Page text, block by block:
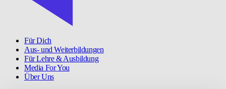
Für Dich
Aus- und Weiterbildungen
Für Lehre & Ausbildung
Media For You
Über Uns